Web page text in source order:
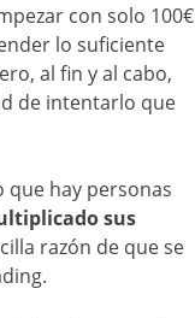
con solo 100€
lo suficiente
al fin y al cabo,
de intentarlo que
que hay personas
sus
razón de que se